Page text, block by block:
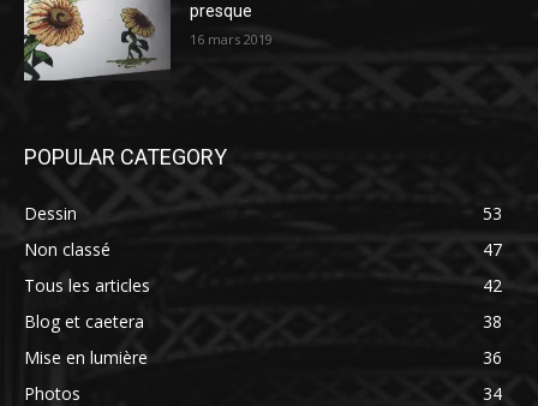
presque
16 mars 2019
POPULAR CATEGORY
Dessin
53
Non classé
47
Tous les articles
42
Blog et caetera
38
Mise en lumière
36
Photos
34